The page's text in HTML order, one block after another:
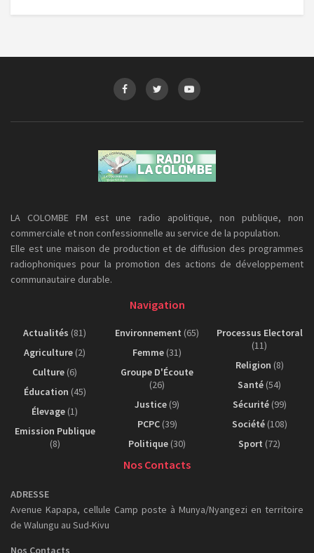
LA COLOMBE FM est une radio apolitique, non publique, non
commerciale et non confessionnelle au service de la population.
Elle est une maison de production et de diffusion des programmes
radiophoniques pour la promotion des actions de développement
communautaire durable.
Navigation
Actualités (81)
Agriculture (2)
Culture (6)
Éducation (45)
Élevage (1)
Emission Publique
(8)
Environnement (65)
Femme (31)
Groupe D'Écoute
(26)
Justice (9)
PCPC(39)
Politique (30)
Processus Electoral
(11)
Religion (8)
Santé (54)
Sécurité(99)
Société(108)
Sport (72)
Nos Contacts
ADRESSE
Avenue Kapapa, cellule Camp poste à Munya/Nyangezi en territoire
de Walungu au Sud-Kivu
Nos Contacts